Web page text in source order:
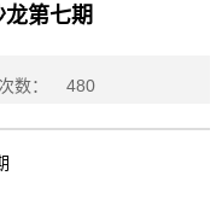
第七期
数： 480